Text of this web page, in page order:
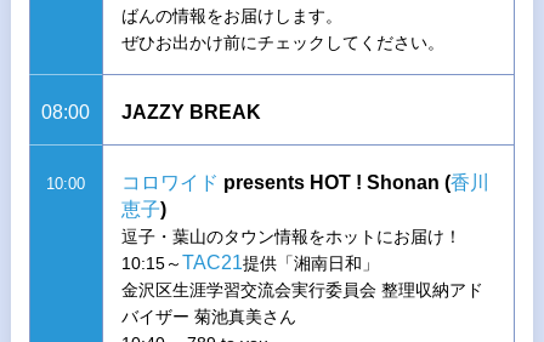
ばんの情報をお届けします。
ぜひお出かけ前にチェックしてください。
08:00 JAZZY BREAK
10:00 コロワイド presents HOT ! Shonan (香川
恵子)
逗子・葉山のタウン情報をホットにお届け！
10:15～TAC21提供「湘南日和」
金沢区生涯学習交流会実行委員会 整理収納アド
バイザー 菊池真美さん